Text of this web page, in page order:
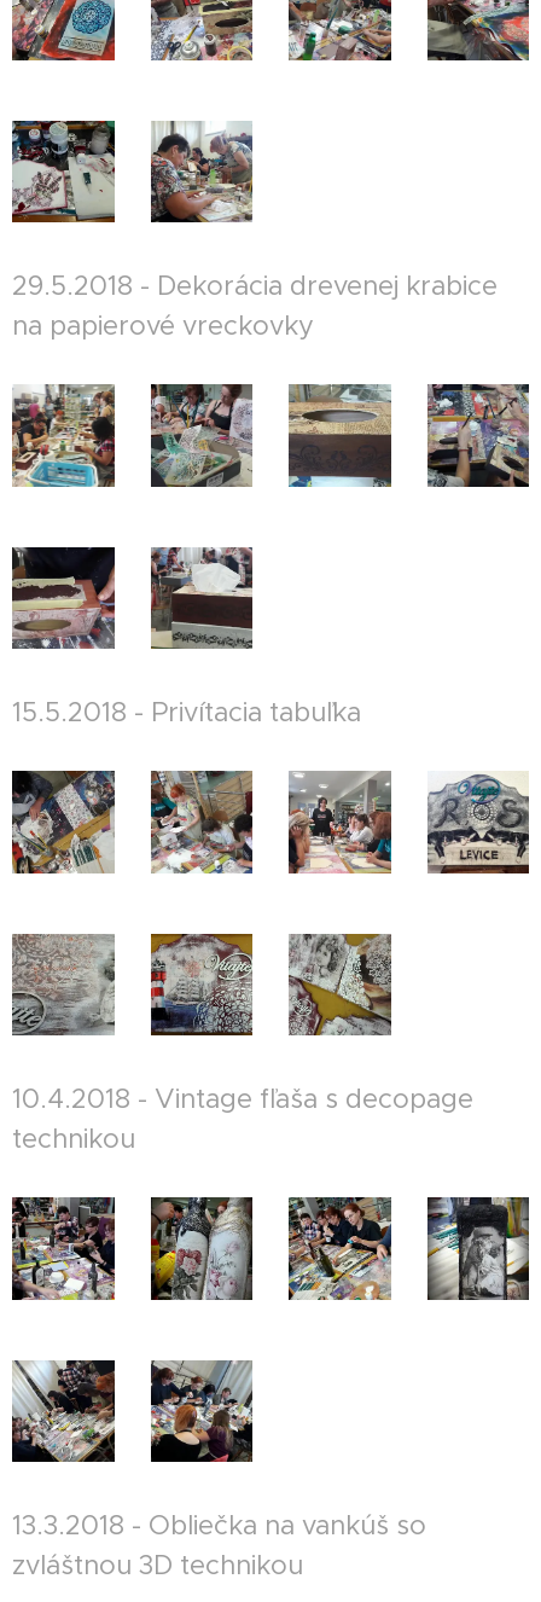
29.5.2018 - Dekorácia drevenej krabice
na papierové vreckovky
15.5.2018 - Privítacia tabuľka
10.4.2018 - Vintage fľaša s decopage
technikou
13.3.2018 - Obliečka na vankúš so
zvláštnou 3D technikou